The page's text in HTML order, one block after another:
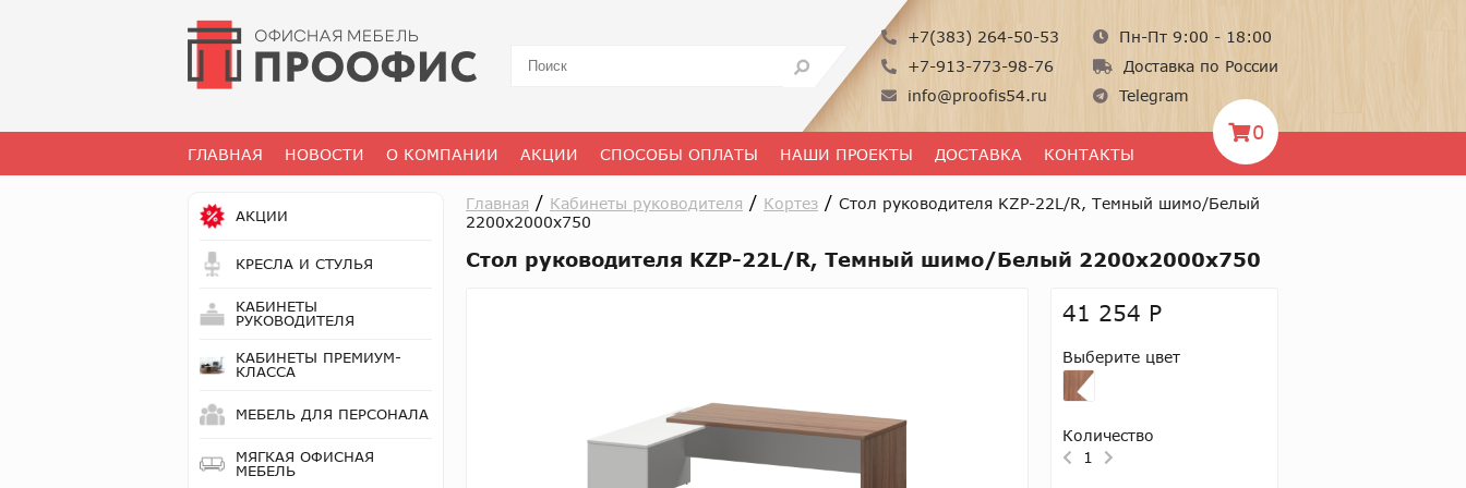
+7(383) 264-50-53
+7-913-773-98-76
info@proofis54.ru
Пн-Пт 9:00 - 18:00
Доставка по России
Telegram
ГЛАВНАЯ НОВОСТИ О КОМПАНИИ АКЦИИ СПОСОБЫ ОПЛАТЫ НАШИ ПРОЕКТЫ ДОСТАВКА КОНТАКТЫ
0
АКЦИИ
КРЕСЛА И СТУЛЬЯ
КАБИНЕТЫ
РУКОВОДИТЕЛЯ
КАБИНЕТЫ ПРЕМИУМ-
КЛАССА
МЕБЕЛЬ ДЛЯ ПЕРСОНАЛА
МЯГКАЯ ОФИСНАЯ
МЕБЕЛЬ
Главная / Кабинеты руководителя / Кортез / Стол руководителя KZP-22L/R, Темный шимо/Белый
2200x2000x750
Стол руководителя KZP-22L/R, Темный шимо/Белый 2200x2000x750
41 254 Р
Выберите цвет
Количество
1